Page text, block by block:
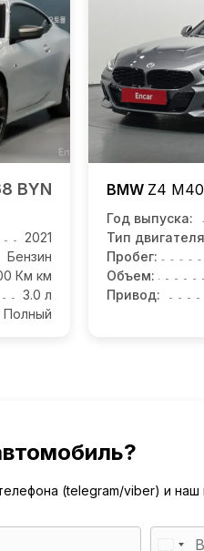
BYN
2021
Бензин
Км км
3.0 л
Полный
BMW Z4
Год выпуска:
Тип
Пробег:
Объем:
Привод:
(telegram/viber) и